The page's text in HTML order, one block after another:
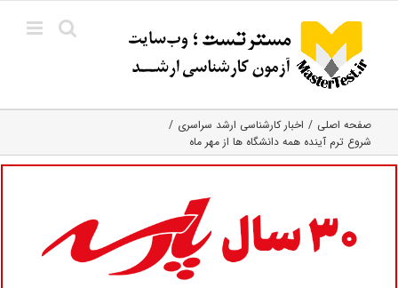
content
صفحه اصلی
اخبار کارشناسی ارشد سراسری
شروع ترم آینده همه دانشگاه ها از مهر ماه